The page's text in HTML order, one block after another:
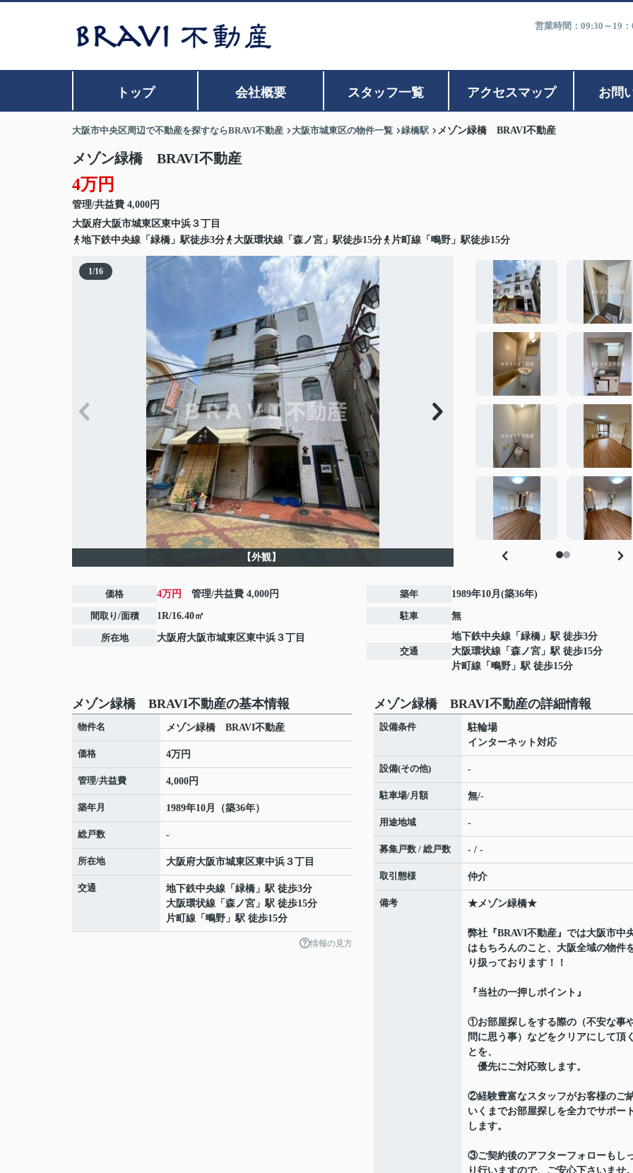
営業時間：09:30～19
トップ 会社概要 スタッフ一覧 アクセスマップ お問
大阪市中央区周辺で不動産を探すならBRAVI不動産 大阪市城東区の物件一覧 緑橋駅 メゾン緑橋 BRAVI不動産
メゾン緑橋 BRAVI不動産
4万円
管理/共益費 4,000円
大阪府大阪市城東区東中浜 ３丁目
地下鉄中央線「緑橋」駅徒歩3分
大阪環状線「森ノ宮」駅徒歩15分 片町線「鴫野」駅徒歩15分
1/16
【外観】
価格 4万円 管理/共益費 4,000円
間取り/面積 1R/16.40㎡
所在地 大阪府大阪市城東区東中浜 ３丁目
築年 1989年10月(築36年)
駐車 無
交通
地下鉄中央線 「 緑橋 」駅 徒歩3分
大阪環状線 「 森ノ宮 」駅 徒歩15分
片町線 「 鴫野 」駅 徒歩15分
メゾン緑橋 BRAVI不動産の基本情報
物件名 メゾン緑橋 BRAVI不動産
価格 4万円
管理/共益費 4,000円
築年月 1989年10月（築36年）
総戸数 -
所在地 大阪府大阪市城東区東中浜 ３丁目
交通 地下鉄中央線 「 緑橋 」駅 徒歩3分
大阪環状線 「 森ノ宮 」駅 徒歩15分
片町線 「 鴫野 」駅 徒歩15分
情報の見方
メゾン緑橋 BRAVI不動産の詳細情報
設備条件
駐輪場
インターネット対応
設備(その他) -
駐車場/月額 無/-
用途地域 -
募集戸数 / 総戸数 - / -
取引態様 仲介
備考 ★メゾン緑橋★
弊社『BRAVI不動産』では大阪市中
はもちろんのこと、大阪全域の物件
り扱っております！！
『当社の一押しポイント』
①お部屋探しをする際の（不安な事
問に思う事）などをクリアにして頂
とを、
優先にご対応致します。
②経験豊富なスタッフがお客様のご
いくまでお部屋探しを全力でサポー
します。
③ご契約後のアフターフォローもし
り行いますので、ご安心下さいませ。